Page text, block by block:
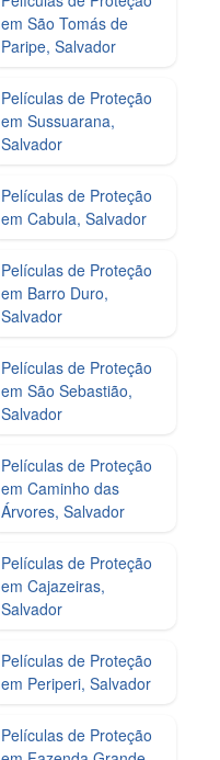
em São Tomás de
Paripe, Salvador
Películas de Proteção
em Sussuarana,
Salvador
Películas de Proteção
em Cabula, Salvador
Películas de Proteção
em Barro Duro,
Salvador
Películas de Proteção
em São Sebastião,
Salvador
Películas de Proteção
em Caminho das
Árvores, Salvador
Películas de Proteção
em Cajazeiras,
Salvador
Películas de Proteção
em Periperi, Salvador
Películas de Proteção